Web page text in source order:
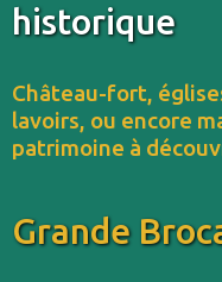
historique
Château-fort,
lavoirs, ou encore
patrimoine à
Grande